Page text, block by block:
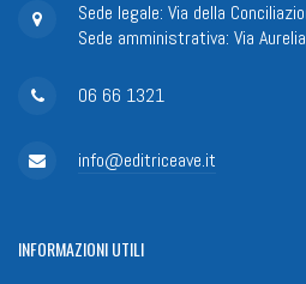
Sede legale: Via della
Sede amministrativa: Via
06 66 1321
info@editriceave.it
INFORMAZIONIUTILI